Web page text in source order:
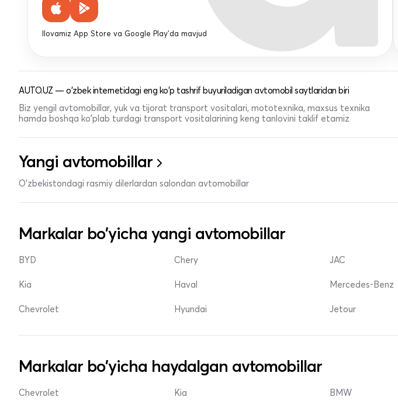
Ilovamiz App Store va Google Play'da mavjud
AUTO.UZ — o'zbek internetidagi eng ko'p tashrif buyuriladigan avtomobil saytlaridan biri
Biz yengil avtomobillar, yuk va tijorat transport vositalari, mototexnika, maxsus texnika
hamda boshqa ko'plab turdagi transport vositalarining keng tanlovini taklif etamiz
Yangi avtomobillar
O'zbekistondagi rasmiy dilerlardan salondan avtomobillar
Markalar bo'yicha yangi avtomobillar
BYD
Kia
Chevrolet
Chery
Haval
Hyundai
JAC
Mercedes-Benz
Jetour
Markalar bo'yicha haydalgan avtomobillar
Chevrolet Kia BMW